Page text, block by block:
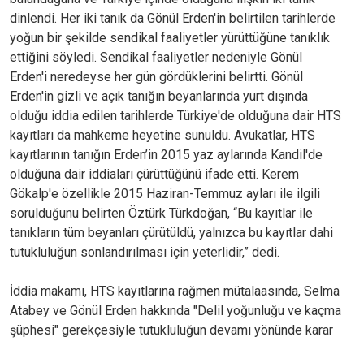
dinlendi. Her iki tanık da Gönül Erden'in belirtilen tarihlerde
yoğun bir şekilde sendikal faaliyetler yürüttüğüne tanıklık
ettiğini söyledi. Sendikal faaliyetler nedeniyle Gönül
Erden'i neredeyse her gün gördüklerini belirtti. Gönül
Erden'in gizli ve açık tanığın beyanlarında yurt dışında
olduğu iddia edilen tarihlerde Türkiye'de olduğuna dair HTS
kayıtları da mahkeme heyetine sunuldu. Avukatlar, HTS
kayıtlarının tanığın Erden’in 2015 yaz aylarında Kandil'de
olduğuna dair iddiaları çürüttüğünü ifade etti. Kerem
Gökalp'e özellikle 2015 Haziran-Temmuz ayları ile ilgili
sorulduğunu belirten Öztürk Türkdoğan, “Bu kayıtlar ile
tanıkların tüm beyanları çürütüldü, yalnızca bu kayıtlar dahi
tutukluluğun sonlandırılması için yeterlidir,” dedi.
İddia makamı, HTS kayıtlarına rağmen mütalaasında, Selma
Atabey ve Gönül Erden hakkında "Delil yoğunluğu ve kaçma
şüphesi" gerekçesiyle tutukluluğun devamı yönünde karar